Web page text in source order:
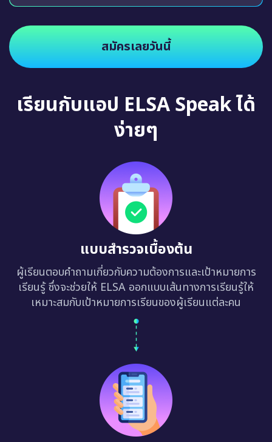
สมัครเลยวันนี้
เรียนกับแอป ELSA Speak ได้
ง่ายๆ
แบบสำรวจเบื้องต้น
ผู้เรียนตอบคำถามเกี่ยวกับความต้องการและเป้าหมายการ
เรียนรู้ ซึ่งจะช่วยให้ ELSA ออกแบบเส้นทางการเรียนรู้ให้
เหมาะสมกับเป้าหมายการเรียนของผู้เรียนแต่ละคน